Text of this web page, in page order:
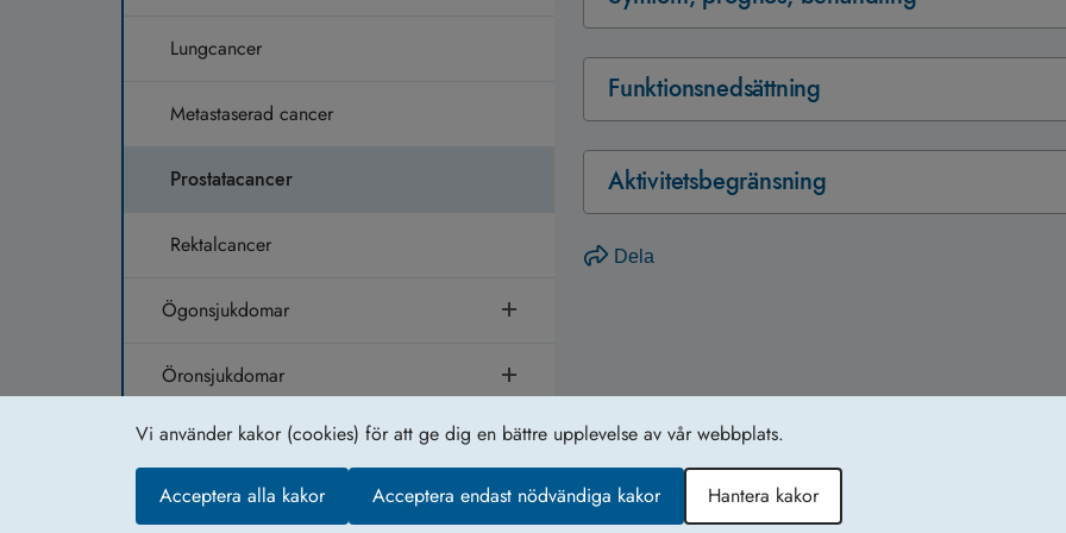
Vi använder kakor (cookies) för att ge dig en bättre upplevelse av vår webbplats.
Acceptera alla kakor Acceptera endast nödvändiga kakor Hantera kakor
Lungcancer
Metastaserad cancer
Prostatacancer
Rektalcancer
Ögonsjukdomar
Öronsjukdomar
Funktionsnedsättning
Aktivitetsbegränsning
Dela
Om webb­plat­sen
Kakor (coo­kies)
Tillgänglighetsredogörelse